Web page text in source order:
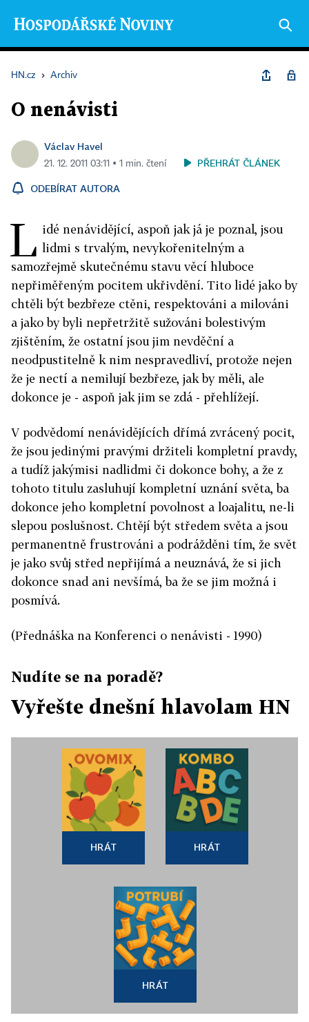
HN.cz › Archiv
O nenávisti
Václav Havel
21. 12. 2011 03:11 ▪ 1 min. čtení PŘEHRÁT ČLÁNEK
ODEBÍRAT AUTORA
L idé nenávidějící, aspoň jak já je poznal, jsou
lidmi s trvalým, nevykořenitelným a
samozřejmě skutečnému stavu věcí hluboce
nepřiměřeným pocitem ukřivdění. Tito lidé jako by
chtěli být bezbřeze ctěni, respektováni a milováni
a jako by byli nepřetržitě sužováni bolestivým
zjištěním, že ostatní jsou jim nevděční a
neodpustitelně k nim nespravedliví, protože nejen
že je nectí a nemilují bezbřeze, jak by měli, ale
dokonce je - aspoň jak jim se zdá - přehlížejí.
V podvědomí nenávidějících dřímá zvrácený pocit,
že jsou jedinými pravými držiteli kompletní pravdy,
a tudíž jakýmisi nadlidmi či dokonce bohy, a že z
tohoto titulu zasluhují kompletní uznání světa, ba
dokonce jeho kompletní povolnost a loajalitu, ne-li
slepou poslušnost. Chtějí být středem světa a jsou
permanentně frustrováni a podrážděni tím, že svět
je jako svůj střed nepřijímá a neuznává, že si jich
dokonce snad ani nevšímá, ba že se jim možná i
posmívá.
(Přednáška na Konferenci o nenávisti - 1990)
Nudíte se na poradě?
Vyřešte dnešní hlavolam HN
HRÁT HRÁT
HRÁT